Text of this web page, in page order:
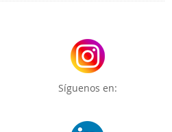
Síguenos en: